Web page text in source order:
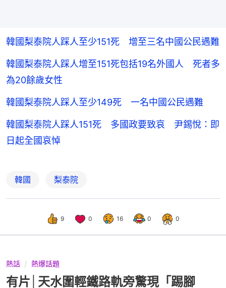
韓國梨泰院人踩人至少151死 增至三名中國公民遇難
韓國梨泰院人踩人增至151死包括19名外國人 死者多
為20餘歲女性
韓國梨泰院人踩人至少149死 一名中國公民遇難
韓國梨泰院人踩人151死 多國政要致哀 尹錫悅：即
日起全國哀悼
韓國 梨泰院
9 0 16 0 0
熱話 熱爆話題
有片│天水圍輕鐵路軌旁驚現「踢腳